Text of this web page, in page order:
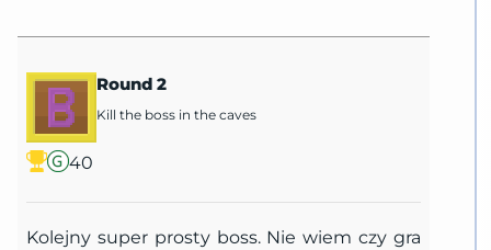
40
Round 2
Kill the boss in the caves
Kolejny super prosty boss. Nie wiem czy gra